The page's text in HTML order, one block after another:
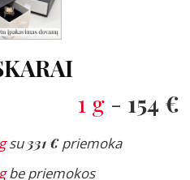
1 g - 154 €
su331 €priemoka
be priemokos